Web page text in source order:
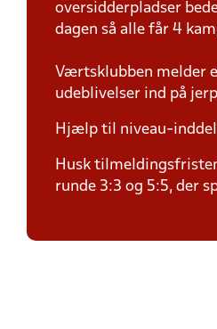
oversidderpladser
dagen så alle får 4
Værtsklubben melder
udeblivelser ind på
Hjælp til niveau-
Husk
runde 3:3 og 5:5, der